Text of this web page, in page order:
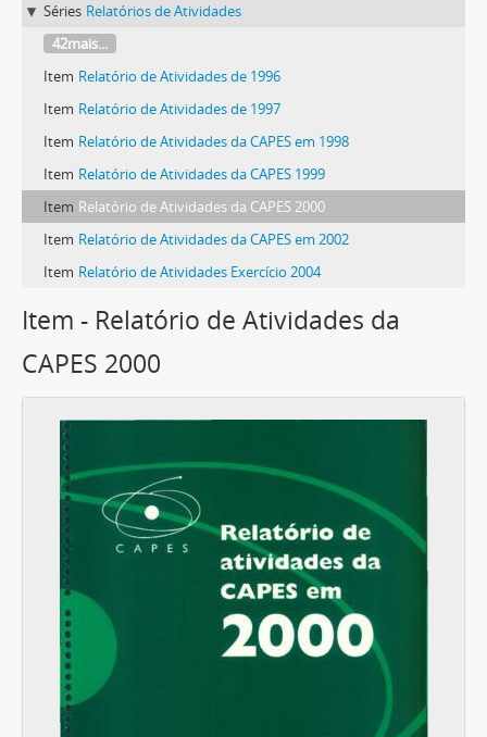
Séries Relatórios de Atividades
42mais...
Item Relatório de Atividades de 1996
Item Relatório de Atividades de 1997
Item Relatório de Atividades da CAPES em 1998
Item Relatório de Atividades da CAPES 1999
Item Relatório de Atividades da CAPES 2000
Item Relatório de Atividades da CAPES em 2002
Item Relatório de Atividades Exercício 2004
Item - Relatório de Atividades da
CAPES 2000